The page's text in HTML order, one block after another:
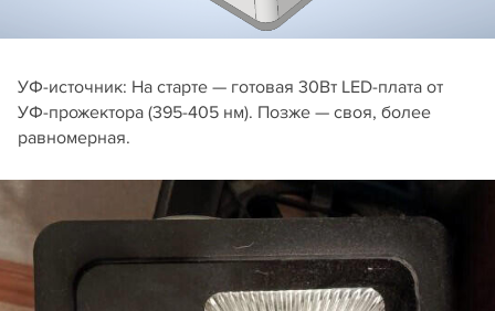
УФ-источник: На старте — готовая 30Вт LED-плата от
УФ-прожектора (395-405 нм). Позже — своя, более
равномерная.